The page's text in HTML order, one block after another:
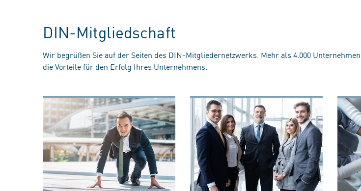
DIN-Mitgliedschaft
Wir begrüßen Sie auf der Seiten des DIN-Mitgliedernetzwerks. Mehr als 4.000
die Vorteile für den Erfolg Ihres Unternehmens.